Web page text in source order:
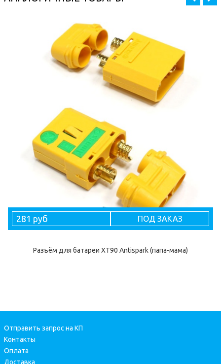
281 руб ПОД ЗАКАЗ
Разъём для батареи XT90 Antispark (папа-мама)
Отправить запрос на КП
Контакты
Оплата
Доставка